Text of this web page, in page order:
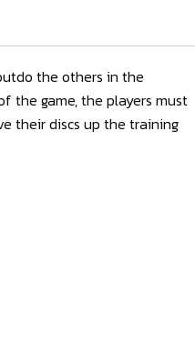
the others in the
the game, the players must
their discs up the training